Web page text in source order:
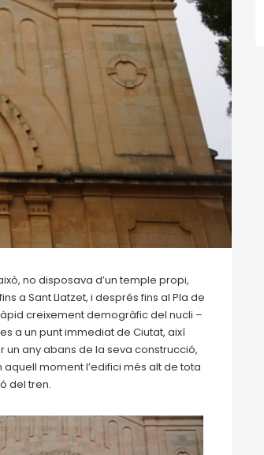
no disposava d’un temple propi,
a Sant Llatzet, i després fins al Pla de
creixement demogràfic del nucli –
a un punt immediat de Ciutat, així
un any abans de la seva construcció,
moment l’edifici més alt de tota
del tren.